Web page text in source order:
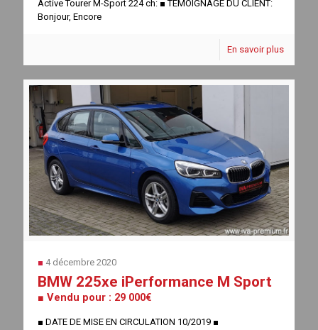
Active Tourer M-Sport 224 ch: ■ TEMOIGNAGE DU CLIENT:
Bonjour, Encore
En savoir plus
■ 4 décembre 2020
BMW 225xe iPerformance M Sport
■ Vendu pour : 29 000€
■ DATE DE MISE EN CIRCULATION 10/2019 ■